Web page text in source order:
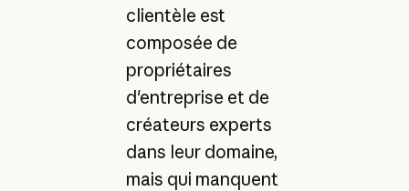
clientèle est
composée de
propriétaires
d'entreprise et de
créateurs experts
dans leur domaine,
mais qui manquent